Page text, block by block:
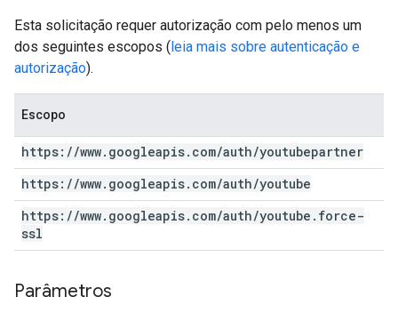
Esta solicitação requer autorização com pelo menos um
dos seguintes escopos (leia mais sobre autenticação e
autorização).
Escopo
https: //www. googleapis. com/auth/youtubepartner
https: //www. googleapis. com/auth/youtube
https: //www. googleapis. com/auth/youtube . force-
ssl
Parâmetros